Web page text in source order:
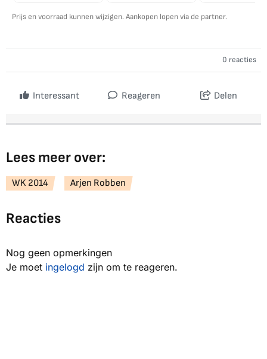
Prijs en voorraad kunnen wijzigen. Aankopen lopen via de partner.
0 reacties
Interessant Reageren Delen
Lees meer over:
WK 2014 Arjen Robben
Reacties
Nog geen opmerkingen
Je moet ingelogd zijn om te reageren.